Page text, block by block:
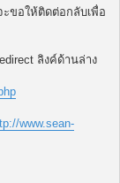
ขอให้ติดต่อกลับเพื่อ
ลิงค์ด้านล่าง
www.sean-